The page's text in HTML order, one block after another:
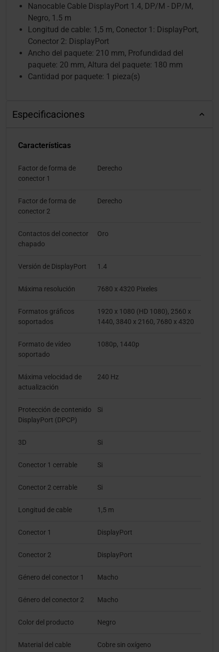
Nanocable Cable DisplayPort 1.4, DP/M - DP/M,
Negro, 1.5 m
Longitud de cable: 1,5 m, Conector 1: DisplayPort,
Conector 2: DisplayPort
Ancho del paquete: 210 mm, Profundidad del
paquete: 20 mm, Altura del paquete: 180 mm
Cantidad por paquete: 1 pieza(s)
Especificaciones
Características
Factor de forma de
conector 1
Derecho
Factor de forma de
conector 2
Derecho
Contactos del conector
chapado
Oro
Versión de DisplayPort 1.4
Máxima resolución 7680 x 4320 Pixeles
Formatos gráficos
soportados
1920 x 1080 (HD 1080), 2560 x
1440, 3840 x 2160, 7680 x 4320
Formato de vídeo
soportado
1080p, 1440p
Máxima velocidad de
actualización
240 Hz
Protección de contenido
DisplayPort (DPCP)
Si
3D Si
Conector 1 cerrable Si
Conector 2 cerrable Si
Longitud de cable 1,5 m
Conector 1 DisplayPort
Conector 2 DisplayPort
Género del conector 1 Macho
Género del conector 2 Macho
Color del producto Negro
Material del cable Cobre sin oxígeno